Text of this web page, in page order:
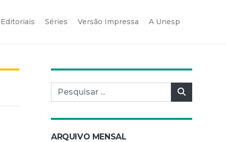
Editoriais Séries Versão Impressa A Unesp
Pesquisar por:
ARQUIVO MENSAL